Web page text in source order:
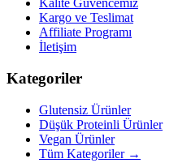
Kalite Güvencemiz
Kargo ve Teslimat
Affiliate Programı
İletişim
Kategoriler
Glutensiz Ürünler
Düşük Proteinli Ürünler
Vegan Ürünler
Tüm Kategoriler →